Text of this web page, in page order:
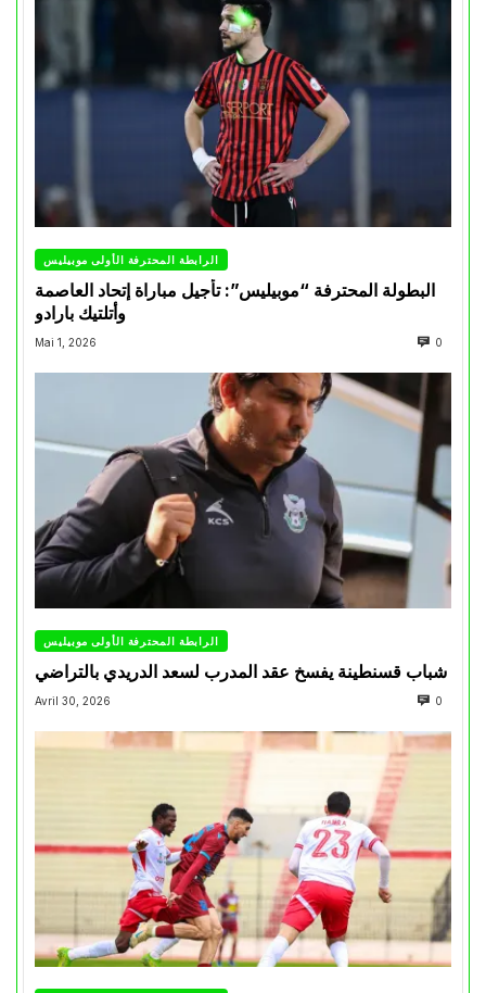
الرابطة المحترفة الأولى موبيليس
البطولة المحترفة “موبيليس”: تأجيل مباراة إتحاد العاصمة
وأتلتيك بارادو
Mai 1, 2026 0
الرابطة المحترفة الأولى موبيليس
شباب قسنطينة يفسخ عقد المدرب لسعد الدريدي بالتراضي
Avril 30, 2026 0